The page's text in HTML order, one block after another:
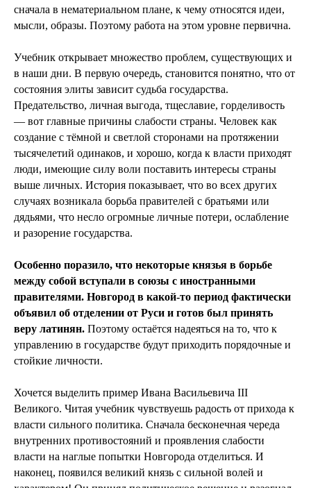
сначала в нематериальном плане, к чему относятся идеи,
мысли, образы. Поэтому работа на этом уровне первична.
Учебник открывает множество проблем, существующих и
в наши дни. В первую очередь, становится понятно, что от
состояния элиты зависит судьба государства.
Предательство, личная выгода, тщеславие, горделивость
— вот главные причины слабости страны. Человек как
создание с тёмной и светлой сторонами на протяжении
тысячелетий одинаков, и хорошо, когда к власти приходят
люди, имеющие силу воли поставить интересы страны
выше личных. История показывает, что во всех других
случаях возникала борьба правителей с братьями или
дядьями, что несло огромные личные потери, ослабление
и разорение государства.
Особенно поразило, что некоторые князья в борьбе
между собой вступали в союзы с иностранными
правителями. Новгород в какой-то период фактически
объявил об отделении от Руси и готов был принять
веру латинян. Поэтому остаётся надеяться на то, что к
управлению в государстве будут приходить порядочные и
стойкие личности.
Хочется выделить пример Ивана Васильевича III
Великого. Читая учебник чувствуешь радость от прихода к
власти сильного политика. Сначала бесконечная череда
внутренних противостояний и проявления слабости
власти на наглые попытки Новгорода отделиться. И
наконец, появился великий князь с сильной волей и